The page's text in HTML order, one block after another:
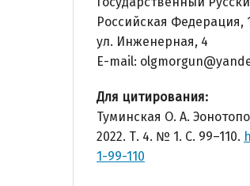
Российская Федерация,
ул. Инженерная, 4
E-mail:
Для цитирования:
Туминская О. А.
2022. Т. 4. № 1. С. 99–110.
1-99-110